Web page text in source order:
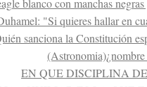
blanco con manchas
"Si quieres hallar en
sanciona la Constitución
EN QUE DISCIPLINA